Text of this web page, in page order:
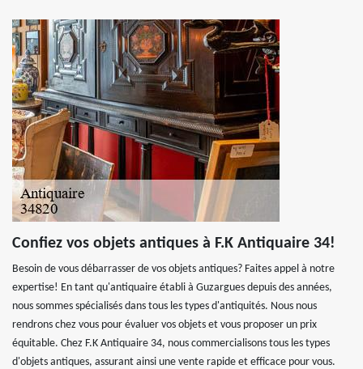
Confiez vos objets antiques à F.K Antiquaire 34!
Besoin de vous débarrasser de vos objets antiques? Faites appel à notre
expertise! En tant qu'antiquaire établi à Guzargues depuis des années,
nous sommes spécialisés dans tous les types d'antiquités. Nous nous
rendrons chez vous pour évaluer vos objets et vous proposer un prix
équitable. Chez F.K Antiquaire 34, nous commercialisons tous les types
d'objets antiques, assurant ainsi une vente rapide et efficace pour vous.